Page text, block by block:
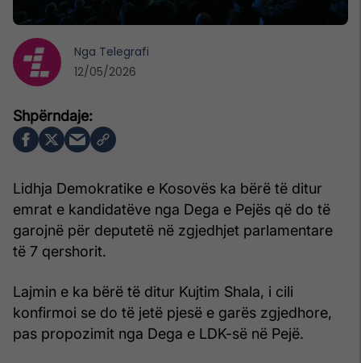
Lidhja Demokratike e Kosovës ka bërë të ditur
emrat e kandidatëve nga Dega e Pejës që do të
garojnë për deputetë në zgjedhjet parlamentare
të 7 qershorit.
Lajmin e ka bërë të ditur Kujtim Shala, i cili
konfirmoi se do të jetë pjesë e garës zgjedhore,
pas propozimit nga Dega e LDK-së në Pejë.
Nga Telegrafi
12/05/2026